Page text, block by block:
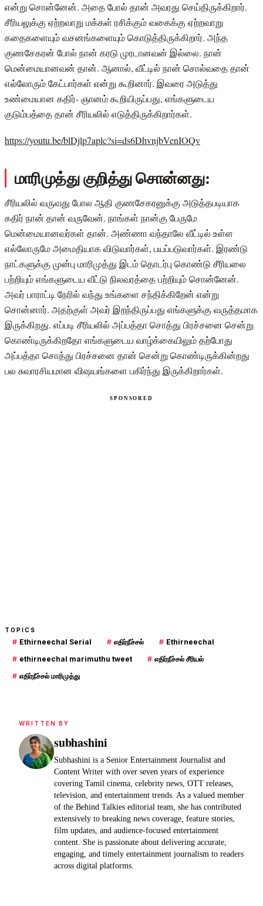
என்று சொன்னேன். அதை போல் தான் அவரது செய்திருக்கிறார்.
சீரியலுக்கு ஏற்றவாறு மக்கள் ரசிக்கும் வகைக்கு ஏற்றவாறு
கதைகளையும் வசனங்களையும் கொடுத்திருக்கிறார். அந்த
குணசேகரன் போல் நான் கரடு முரடானவன் இல்லை. நான்
மென்மையானவன் தான். ஆனால், வீட்டில் நான் சொல்வதை தான்
எல்லோரும் கேட்பார்கள் என்று கூறினார். இவரை அடுத்து
உண்மையான கதிர்- ஞானம் கூறியிருப்பது, எங்களுடைய
குடும்பத்தை தான் சீரியலில் எடுத்திருக்கிறார்கள்.
https://youtu.be/blDjlp7aplc?si=ds6DhvnjbVenIOQv
மாரிமுத்து குறித்து சொன்னது:
சீரியலில் வருவது போல ஆதி குணசேகரனுக்கு அடுத்தபடியாக
கதிர் நான் தான் வருவேன். நாங்கள் நான்கு பேருமே
மென்மையானவர்கள் தான். அண்ணா வந்தாலே வீட்டில் உள்ள
எல்லோருமே அமைதியாக விடுவார்கள், பயப்படுவார்கள். இரண்டு
நாட்களுக்கு முன்பு மாரிமுத்து இடம் தொடர்பு கொண்டு சீரியலை
பற்றியும் எங்களுடைய வீட்டு நிலவரத்தை பற்றியும் சொன்னேன்.
அவர் பாராட்டி நேரில் வந்து உங்களை சந்திக்கிறேன் என்று
சொன்னார். அதற்குள் அவர் இறந்திருப்பது எங்களுக்கு வருத்தமாக
இருக்கிறது. எப்படி சீரியலில் அப்பத்தா சொத்து பிரச்சனை சென்று
கொண்டிருக்கிறதோ எங்களுடைய வாழ்க்கையிலும் தற்போது
அப்பத்தா சொத்து பிரச்சனை தான் சென்று கொண்டிருக்கின்றது
பல சுவாரசியமான விஷயங்களை பகிர்ந்து இருக்கிறார்கள்.
TOPICS
# Ethirneechal Serial # எதிர்நீச்சல் # Ethirneechal
# ethirneechal marimuthu tweet # எதிர்நீச்சல் சீரியல்
# எதிர்நீச்சல் மாரிமுத்து
WRITTEN BY
subhashini
Subhashini is a Senior Entertainment Journalist and
Content Writer with over seven years of experience
covering Tamil cinema, celebrity news, OTT releases,
television, and entertainment trends. As a valued member
of the Behind Talkies editorial team, she has contributed
extensively to breaking news coverage, feature stories,
film updates, and audience-focused entertainment
content. She is passionate about delivering accurate,
engaging, and timely entertainment journalism to readers
across digital platforms.